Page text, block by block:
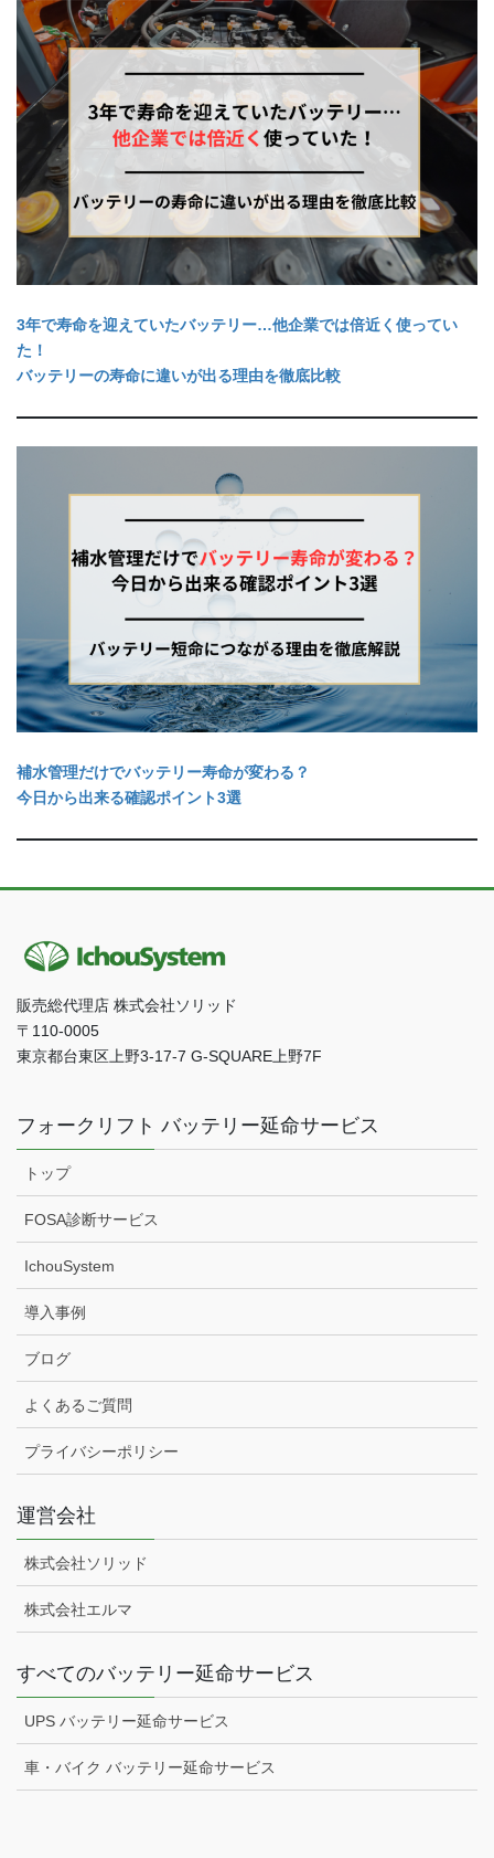
3年で寿命を迎えていたバッテリー…他企業では倍近く使ってい
た！
バッテリーの寿命に違いが出る理由を徹底比較
補水管理だけでバッテリー寿命が変わる？
今日から出来る確認ポイント3選
販売総代理店 株式会社ソリッド
〒110-0005
東京都台東区上野3-17-7 G-SQUARE上野7F
フォークリフト バッテリー延命サービス
トップ
FOSA診断サービス
IchouSystem
導入事例
ブログ
よくあるご質問
プライバシーポリシー
運営会社
株式会社ソリッド
株式会社エルマ
すべてのバッテリー延命サービス
UPS バッテリー延命サービス
車・バイク バッテリー延命サービス